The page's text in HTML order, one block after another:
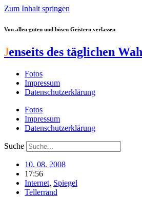
Zum Inhalt springen
Von allen guten und bösen Geistern verlassen
Jenseits des täglichen
Fotos
Impressum
Datenschutzerklärung
Fotos
Impressum
Datenschutzerklärung
Suche
10. 08. 2008
17:56
Internet, Spiegel
Tellerrand